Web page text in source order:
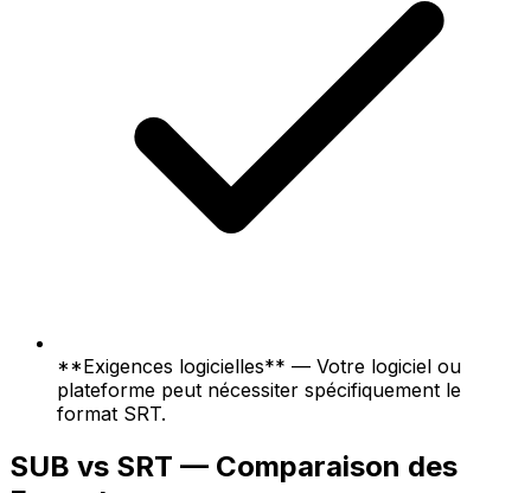
**Exigences logicielles** — Votre logiciel ou
plateforme peut nécessiter spécifiquement le
format SRT.
SUB vs SRT — Comparaison des